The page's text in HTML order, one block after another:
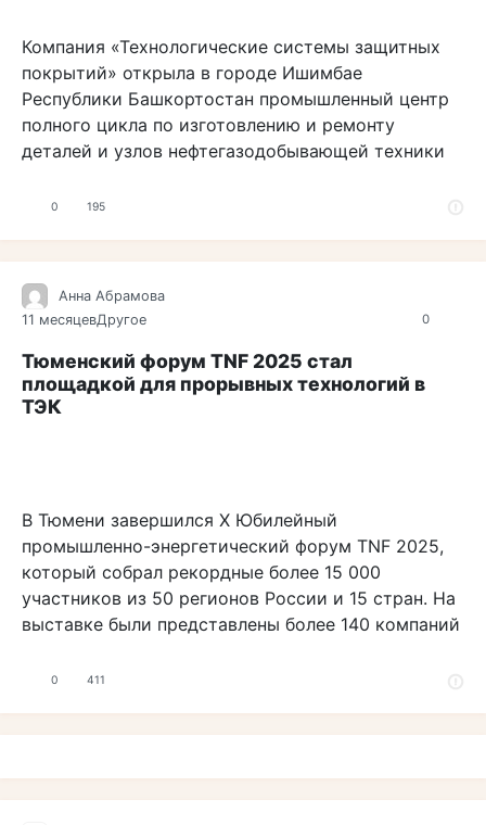
Компания «Технологические системы защитных
покрытий» открыла в городе Ишимбае
Республики Башкортостан промышленный центр
полного цикла по изготовлению и ремонту
деталей и узлов нефтегазодобывающей техники
0 195
0
Анна Абрамова
11 месяцевДругое
Тюменский форум TNF 2025 стал
площадкой для прорывных технологий в
ТЭК
В Тюмени завершился X Юбилейный
промышленно-энергетический форум TNF 2025,
который собрал рекордные более 15 000
участников из 50 регионов России и 15 стран. На
выставке были представлены более 140 компаний
0 411